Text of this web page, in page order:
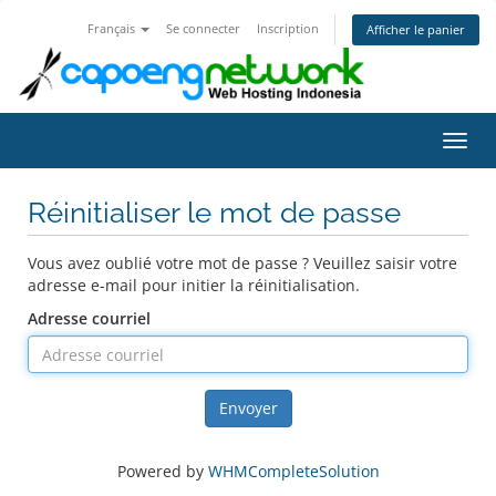
Français Se connecter Inscription Afficher le panier
Réinitialiser le mot de passe
Vous avez oublié votre mot de passe ? Veuillez saisir votre
adresse e-mail pour initier la réinitialisation.
Adresse courriel
Envoyer
Powered by WHMCompleteSolution